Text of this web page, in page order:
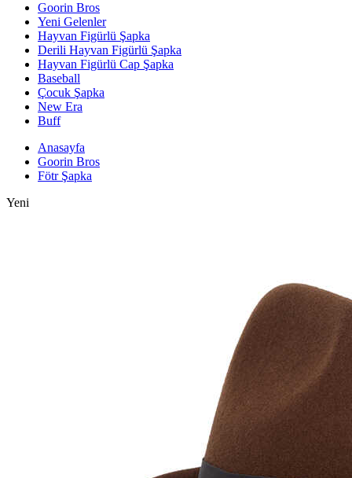
Goorin Bros
Yeni Gelenler
Hayvan Figürlü Şapka
Derili Hayvan Figürlü Şapka
Hayvan Figürlü Cap Şapka
Baseball
Çocuk Şapka
New Era
Buff
Anasayfa
Goorin Bros
Fötr Şapka
Yeni